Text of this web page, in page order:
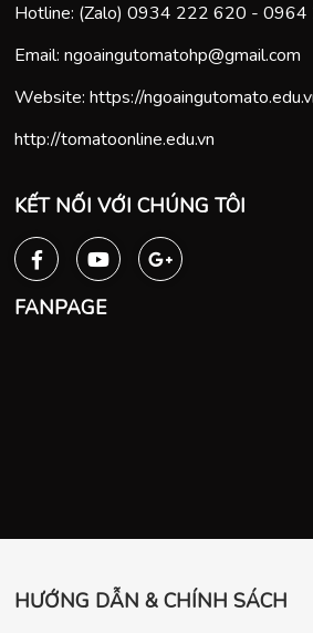
Hotline: (Zalo) 0934 222 620 - 0964
Email: ngoaingutomatohp@gmail.com
Website: https://
http://tomatoonline.edu.vn
KẾT NỐI VỚI CHÚNG TÔI
FANPAGE
HƯỚNG DẪN & CHÍNH SÁCH